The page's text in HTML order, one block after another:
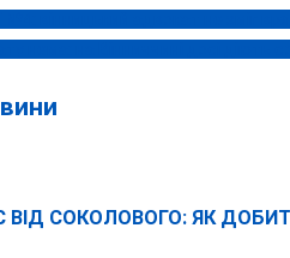
ВІД СОКОЛОВОГО: ЯК